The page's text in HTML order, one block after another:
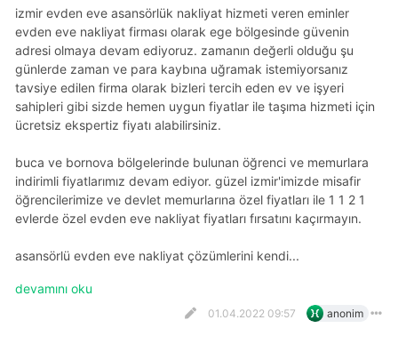
i̇zmir evden eve asansörlük nakliyat hizmeti veren eminler
evden eve nakliyat firması olarak ege bölgesinde güvenin
adresi olmaya devam ediyoruz. zamanın değerli olduğu şu
günlerde zaman ve para kaybına uğramak istemiyorsanız
tavsiye edilen firma olarak bizleri tercih eden ev ve işyeri
sahipleri gibi sizde hemen uygun fiyatlar ile taşıma hizmeti için
ücretsiz ekspertiz fiyatı alabilirsiniz.
buca ve bornova bölgelerinde bulunan öğrenci ve memurlara
indirimli fiyatlarımız devam ediyor. güzel i̇zmir'imizde misafir
öğrencilerimize ve devlet memurlarına özel fiyatları ile 1 1 2 1
evlerde özel evden eve nakliyat fiyatları fırsatını kaçırmayın.
asansörlü evden eve nakliyat çözümlerini kendi...
devamını oku
01.04.2022 09:57 anonim